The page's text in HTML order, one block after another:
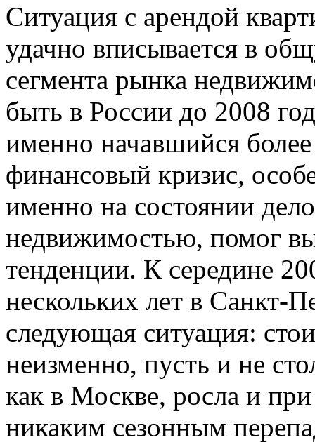
Ситуация с арендой
удачно вписывается в
сегмента рынка
быть в России до 2008
именно начавшийся
финансовый кризис,
именно на состоянии
недвижимостью, помог
тенденции. К середине
нескольких лет в Санкт-
следующая ситуация:
неизменно, пусть и не
как в Москве, росла и
никаким сезонным